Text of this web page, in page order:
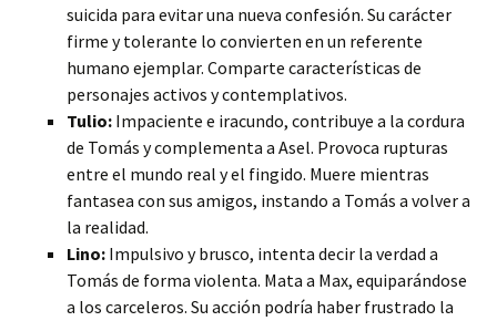
suicida para evitar una nueva confesión. Su carácter
firme y tolerante lo convierten en un referente
humano ejemplar. Comparte características de
personajes activos y contemplativos.
Tulio: Impaciente e iracundo, contribuye a la cordura
de Tomás y complementa a Asel. Provoca rupturas
entre el mundo real y el fingido. Muere mientras
fantasea con sus amigos, instando a Tomás a volver a
la realidad.
Lino: Impulsivo y brusco, intenta decir la verdad a
Tomás de forma violenta. Mata a Max, equiparándose
a los carceleros. Su acción podría haber frustrado la